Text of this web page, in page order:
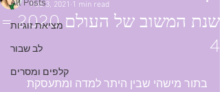
All Posts
מציאת זוגיות
לב שבור
קלפים ומסרים
שנת המשוב של העולם 2020 =
4
Feb 3, 2021 1 min read
בתור מישהי שבין היתר למדה ומתעסקת